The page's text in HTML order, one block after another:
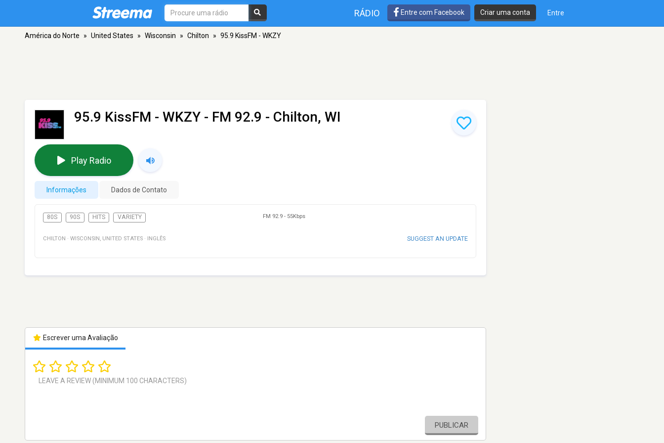
RÁDIO Entre com Facebook Criar uma conta Entre
América do Norte » United States » Wisconsin » Chilton » 95.9 KissFM - WKZY
95.9 KissFM - WKZY - FM 92.9 - Chilton, WI
Play Radio
Informações Dados de Contato
80S 90S HITS VARIETY FM 92.9 - 55Kbps
CHILTON · WISCONSIN , UNITED STATES · INGLÊS SUGGEST AN UPDATE
Escrever uma Avaliação
PUBLICAR